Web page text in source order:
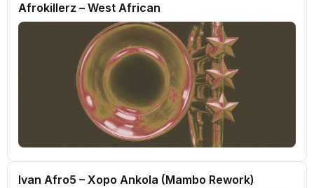
Afrokillerz – West African
Ivan Afro5 – Xopo Ankola (Mambo Rework)